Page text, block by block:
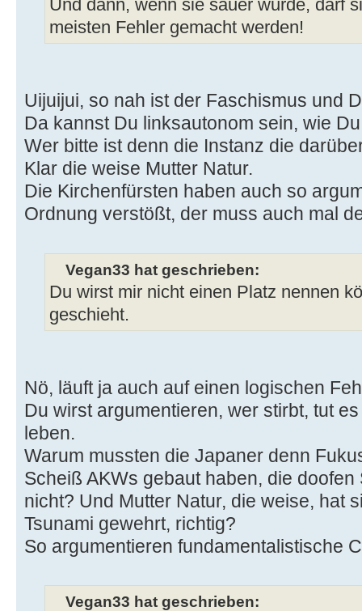
Und dann, wenn sie sauer wurde, darf
meisten Fehler gemacht werden!
Uijuijui, so nah ist der Faschismus und
Da kannst Du linksautonom sein, wie
Wer bitte ist denn die Instanz die
Klar die weise Mutter Natur.
Die Kirchenfürsten haben auch so
Ordnung verstößt, der muss auch mal
Vegan33 hat geschrieben:
Du wirst mir nicht einen Platz nennen
geschieht.
Nö, läuft ja auch auf einen logischen
Du wirst argumentieren, wer stirbt, tut
leben.
Warum mussten die Japaner denn
Scheiß AKWs gebaut haben, die
nicht? Und Mutter Natur, die weise, hat
Tsunami gewehrt, richtig?
So argumentieren fundamentalistische
Vegan33 hat geschrieben: